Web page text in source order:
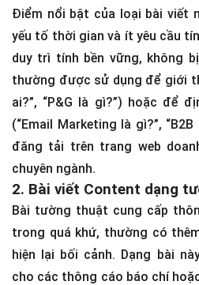
Điểm nổi bật của loại bài viết
yếu tố thời gian và ít yêu cầu
duy trì tính bền vững, không
thường được sử dụng để giới
ai?”, “P&G là gì?”) hoặc để
(“Email Marketing là gì?”,
đăng tải trên trang web
chuyên ngành.
2. Bài viết Content dạng
Bài tường thuật cung cấp
trong quá khứ, thường có
hiện lại bối cảnh. Dạng bài
cho các thông cáo báo chí